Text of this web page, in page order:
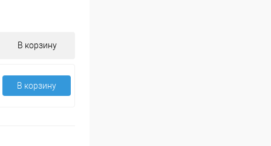
В корзину
В корзину